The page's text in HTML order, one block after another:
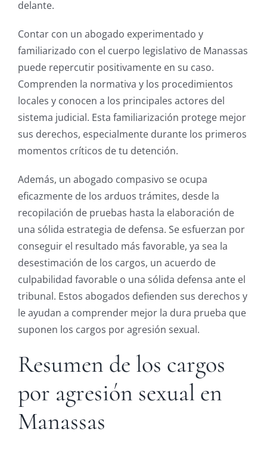
delante.
Contar con un abogado experimentado y
familiarizado con el cuerpo legislativo de Manassas
puede repercutir positivamente en su caso.
Comprenden la normativa y los procedimientos
locales y conocen a los principales actores del
sistema judicial. Esta familiarización protege mejor
sus derechos, especialmente durante los primeros
momentos críticos de tu detención.
Además, un abogado compasivo se ocupa
eficazmente de los arduos trámites, desde la
recopilación de pruebas hasta la elaboración de
una sólida estrategia de defensa. Se esfuerzan por
conseguir el resultado más favorable, ya sea la
desestimación de los cargos, un acuerdo de
culpabilidad favorable o una sólida defensa ante el
tribunal. Estos abogados defienden sus derechos y
le ayudan a comprender mejor la dura prueba que
suponen los cargos por agresión sexual.
Resumen de los cargos
por agresión sexual en
Manassas